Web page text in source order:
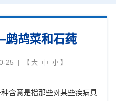
鸪菜和石莼
25 | 【 大 中 小】
含意是指那些对某些疾病具